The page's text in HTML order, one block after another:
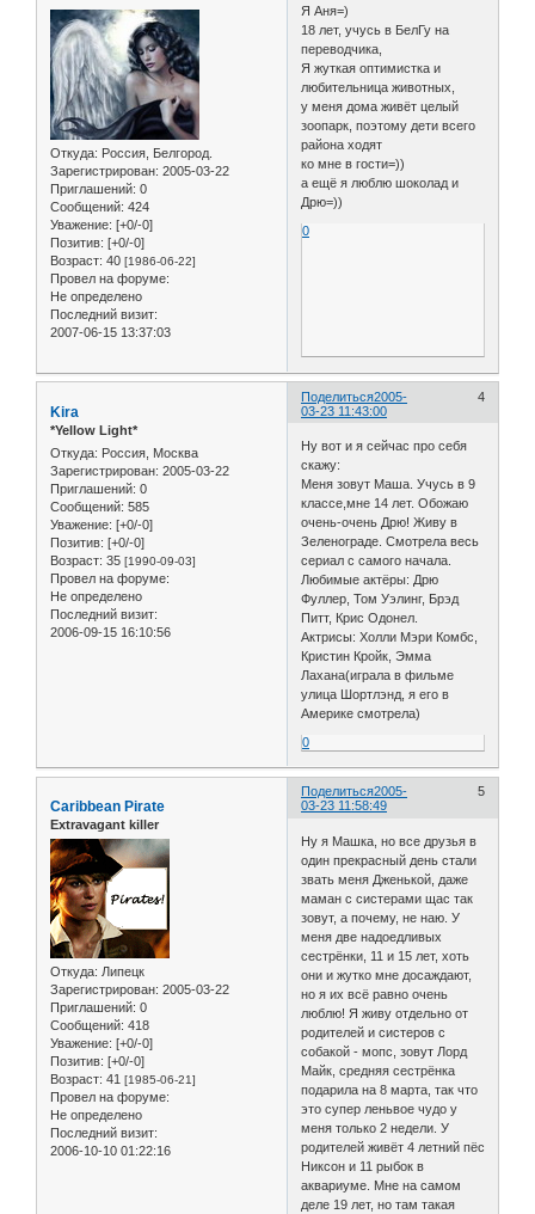
Откуда: Россия, Белгород.
Зарегистрирован: 2005-03-22
Приглашений: 0
Сообщений: 424
Уважение: [+0/-0]
Позитив: [+0/-0]
Возраст: 40 [1986-06-22]
Провел на форуме:
Не определено
Последний визит:
2007-06-15 13:37:03
Я Аня=)
18 лет, учусь в БелГу на
переводчика,
Я жуткая оптимистка и
любительница животных,
у меня дома живёт целый
зоопарк, поэтому дети всего
района ходят
ко мне в гости=))
а ещё я люблю шоколад и
Дрю=))
0
Поделиться 4
2005-
03-23 11:43:00
Kira
*Yellow Light*
Откуда: Россия, Москва
Зарегистрирован: 2005-03-22
Приглашений: 0
Сообщений: 585
Уважение: [+0/-0]
Позитив: [+0/-0]
Возраст: 35 [1990-09-03]
Провел на форуме:
Не определено
Последний визит:
2006-09-15 16:10:56
Ну вот и я сейчас про себя
скажу:
Меня зовут Маша. Учусь в 9
классе,мне 14 лет. Обожаю
очень-очень Дрю! Живу в
Зеленограде. Смотрела весь
сериал с самого начала.
Любимые актёры: Дрю
Фуллер, Том Уэлинг, Брэд
Питт, Крис Одонел.
Актрисы: Холли Мэри Комбс,
Кристин Кройк, Эмма
Лахана(играла в фильме
улица Шортлэнд, я его в
Америке смотрела)
0
Поделиться 5
2005-
03-23 11:58:49
Caribbean Pirate
Extravagant killer
Откуда: Липецк
Зарегистрирован: 2005-03-22
Приглашений: 0
Сообщений: 418
Уважение: [+0/-0]
Позитив: [+0/-0]
Возраст: 41 [1985-06-21]
Провел на форуме:
Не определено
Последний визит:
2006-10-10 01:22:16
Ну я Машка, но все друзья в
один прекрасный день стали
звать меня Дженькой, даже
маман с систерами щас так
зовут, а почему, не наю. У
меня две надоедливых
сестрёнки, 11 и 15 лет, хоть
они и жутко мне досаждают,
но я их всё равно очень
люблю! Я живу отдельно от
родителей и систеров с
собакой - мопс, зовут Лорд
Майк, средняя сестрёнка
подарила на 8 марта, так что
это супер леньвое чудо у
меня только 2 недели. У
родителей живёт 4 летний пёс
Никсон и 11 рыбок в
аквариуме. Мне на самом
деле 19 лет, но там такая